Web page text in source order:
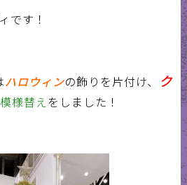
です！
ハロウィンの飾りを片付け、
ク
模様替え をしました！